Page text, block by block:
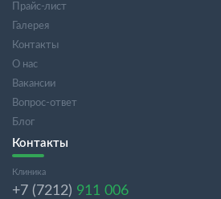
Прайс-лист
Галерея
Контакты
О нас
Вакансии
Вопрос-ответ
Блог
Контакты
Клиника
+7 (7212) 911 006